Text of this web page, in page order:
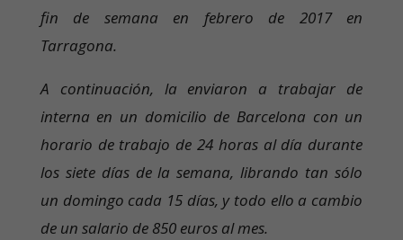
fin de semana en febrero de 2017 en
Tarragona.
A continuación, la enviaron a trabajar de
interna en un domicilio de Barcelona con un
horario de trabajo de 24 horas al día durante
los siete días de la semana, librando tan sólo
un domingo cada 15 días, y todo ello a cambio
de un salario de 850 euros al mes.